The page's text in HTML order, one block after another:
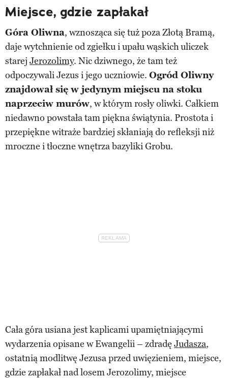
Miejsce, gdzie zapłakał
Góra Oliwna, wznosząca się tuż poza Złotą Bramą,
daje wytchnienie od zgiełku i upału wąskich uliczek
starej Jerozolimy. Nic dziwnego, że tam też
odpoczywali Jezus i jego uczniowie. Ogród Oliwny
znajdował się w jedynym miejscu na stoku
naprzeciw murów, w którym rosły oliwki. Całkiem
niedawno powstała tam piękna świątynia. Prostota i
przepiękne witraże bardziej skłaniają do refleksji niż
mroczne i tłoczne wnętrza bazyliki Grobu.
Cała góra usiana jest kaplicami upamiętniającymi
wydarzenia opisane w Ewangelii – zdradę Judasza,
ostatnią modlitwę Jezusa przed uwięzieniem, miejsce,
gdzie zapłakał nad losem Jerozolimy, miejsce